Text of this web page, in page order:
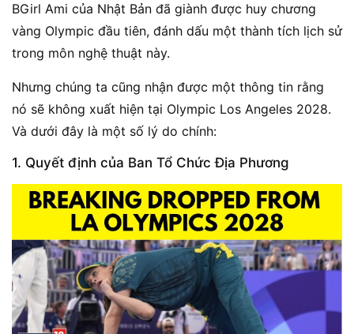
BGirl Ami của Nhật Bản đã giành được huy chương
vàng Olympic đầu tiên, đánh dấu một thành tích lịch sử
trong môn nghệ thuật này.
Nhưng chúng ta cũng nhận được một thông tin rằng
nó sẽ không xuất hiện tại Olympic Los Angeles 2028.
Và dưới đây là một số lý do chính:
1. Quyết định của Ban Tổ Chức Địa Phương